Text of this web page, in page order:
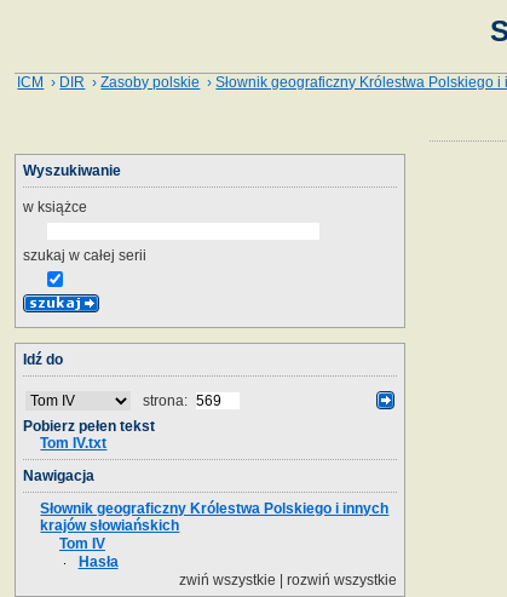
ICM › DIR ›Zasoby polskie ›Słownik geograficzny Królestwa Polskiego i
Wyszukiwanie
w książce
szukaj w całej serii
Idź do
strona:
Pobierz pełen tekst
Tom IV.txt
Nawigacja
Słownik geograficzny Królestwa Polskiego i innych
krajów słowiańskich
Tom IV
Hasła
zwiń wszystkie |rozwiń wszystkie